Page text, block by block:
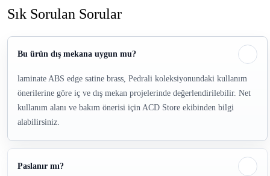
Sık Sorulan Sorular
Bu ürün dış mekana uygun mu?
laminate ABS edge satine brass, Pedrali koleksiyonundaki kullanım
önerilerine göre iç ve dış mekan projelerinde değerlendirilebilir. Net
kullanım alanı ve bakım önerisi için ACD Store ekibinden bilgi
alabilirsiniz.
Paslanır mı?